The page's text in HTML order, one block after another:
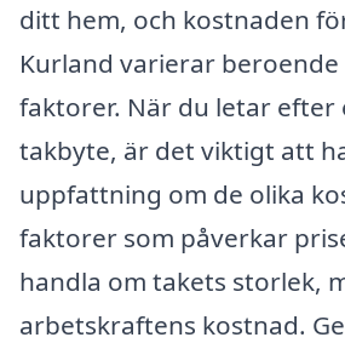
ditt hem, och kostnaden
Kurland varierar beroende
faktorer. När du letar
takbyte, är det viktigt att
uppfattning om de olika
faktorer som påverkar
handla om takets storlek,
arbetskraftens kostnad.